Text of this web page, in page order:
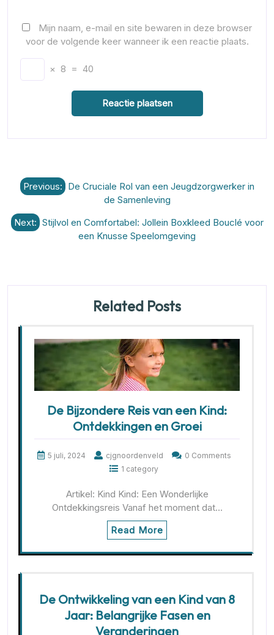
Mijn naam, e-mail en site bewaren in deze browser
voor de volgende keer wanneer ik een reactie plaats.
× 8 = 40
Berichtnavigatie
Previous: De Cruciale Rol van een Jeugdzorgwerker in
de Samenleving
Next: Stijlvol en Comfortabel: Jollein Boxkleed Bouclé voor
een Knusse Speelomgeving
Related Posts
De Bijzondere Reis van een Kind:
Ontdekkingen en Groei
5 juli, 2024 cjgnoordenveld
0 Comments
1 category
Artikel: Kind Kind: Een Wonderlijke
Ontdekkingsreis Vanaf het moment dat…
Read More
De Ontwikkeling van een Kind van 8
Jaar: Belangrijke Fasen en
Veranderingen